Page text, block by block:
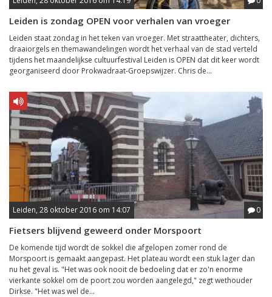
Leiden is zondag OPEN voor verhalen van vroeger
Leiden staat zondag in het teken van vroeger. Met straattheater, dichters,
draaiorgels en themawandelingen wordt het verhaal van de stad verteld
tijdens het maandelijkse cultuurfestival Leiden is OPEN dat dit keer wordt
georganiseerd door Prokwadraat-Groepswijzer. Chris de...
Leiden, 28 oktober 2016 om 14:07 0
Fietsers blijvend geweerd onder Morspoort
De komende tijd wordt de sokkel die afgelopen zomer rond de
Morspoort is gemaakt aangepast. Het plateau wordt een stuk lager dan
nu het geval is. "Het was ook nooit de bedoeling dat er zo'n enorme
vierkante sokkel om de poort zou worden aangelegd," zegt wethouder
Dirkse. "Het was wel de...